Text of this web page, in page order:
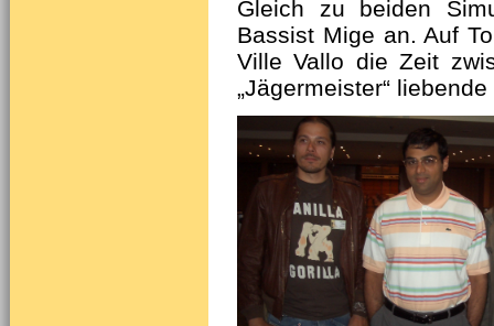
Gleich zu beiden
Bassist Mige an. Auf
Ville Vallo die Zeit
„Jägermeister“